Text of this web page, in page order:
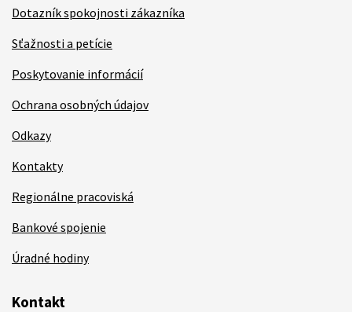
Dotazník spokojnosti zákazníka
Sťažnosti a petície
Poskytovanie informácií
Ochrana osobných údajov
Odkazy
Kontakty
Regionálne pracoviská
Bankové spojenie
Úradné hodiny
Kontakt